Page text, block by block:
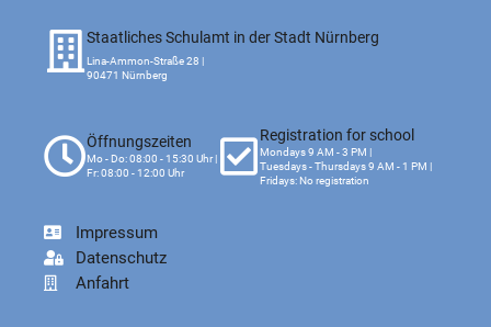
Impressum
Datenschutz
Anfahrt
Öffnungszeiten
Mo - Do: 08:00 - 15:30 Uhr |
Fr: 08:00 - 12:00 Uhr
Registration for school
Mondays 9 AM - 3 PM |
Tuesdays - Thursdays 9 AM - 1 PM |
Fridays: No registration
Staatliches Schulamt in der Stadt Nürnberg
Lina-Ammon-Straße 28 |
90471 Nürnberg